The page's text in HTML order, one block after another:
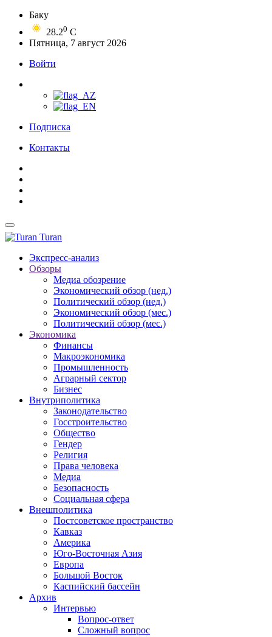
Баку
28.20 C
Пятница, 7 август 2026
Войти
Подписка
Контакты
Turan
Экспресс-анализ
Обзоры
Медиа обозрение
Экономический обзор (нед.)
Политический обзор (нед.)
Экономический обзор (мес.)
Политический обзор (мес.)
Экономика
Финансы
Макроэкономика
Промышленность
Аграрный сектор
Бизнес
Внутриполитика
Законодательство
Госстроительство
Общество
Гендер
Религия
Права человека
Медиа
Безопасность
Социальная сфера
Внешполитика
Постсоветское пространство
Кавказ
Америка
Юго-Восточная Азия
Европа
Большой Восток
Каспийский бассейн
Архив
Интервью
Вопрос-ответ
Сложный вопрос